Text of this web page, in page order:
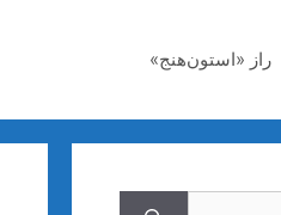
راز «استون‌هنج»